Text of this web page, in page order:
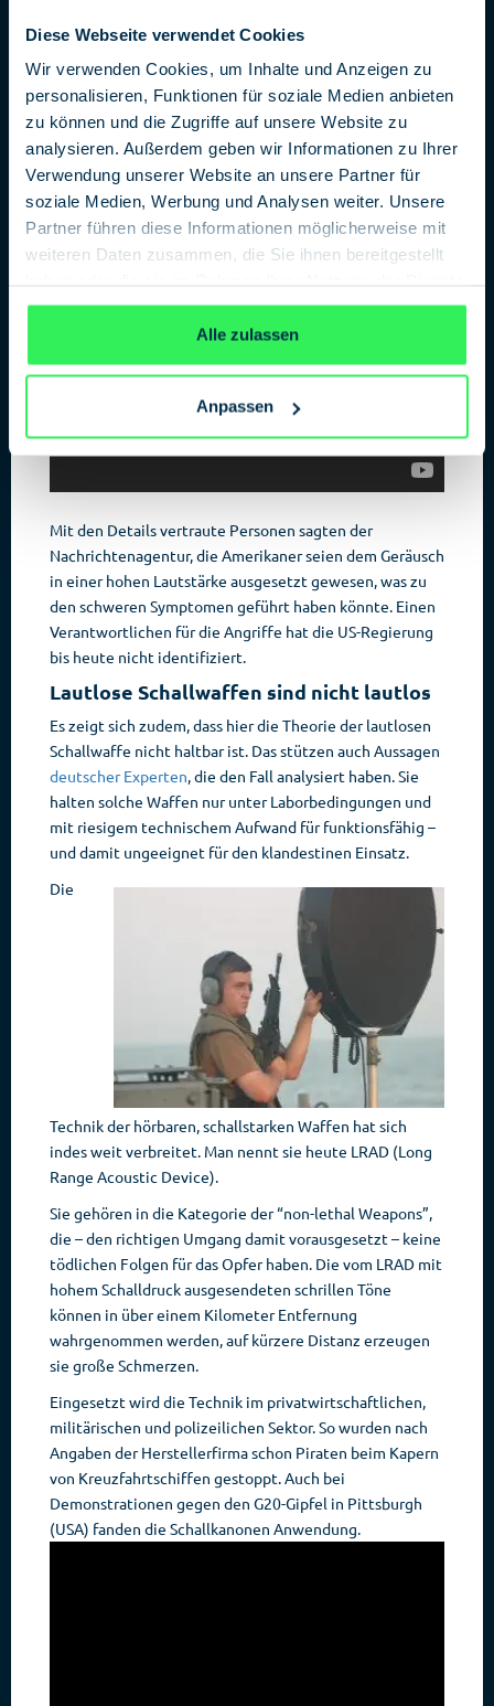
Diese Webseite verwendet Cookies
Wir verwenden Cookies, um Inhalte und Anzeigen zu
personalisieren, Funktionen für soziale Medien anbieten
zu können und die Zugriffe auf unsere Website zu
analysieren. Außerdem geben wir Informationen zu Ihrer
Verwendung unserer Website an unsere Partner für
soziale Medien, Werbung und Analysen weiter. Unsere
Partner führen diese Informationen möglicherweise mit
weiteren Daten zusammen, die Sie ihnen bereitgestellt
gesammelt haben.Datenschutzerklärung
Alle zulassen
Anpassen
Geräusche.
Der unangenehme Ton, dem die Mitarbeiter der
Botschaft in Havanna ausgesetzt waren, ist sogar schon
für jedermann zu hören. Die Nachrichtenagentur AP
berichtete über dieTondateiund stellte sie auf ihre
Website. Angenehm anzuhören ist der Ausschnitt
wahrlich nicht, doch macht er auch in dem Ausmaß
krank, von dem die Diplomaten berichten?
Mit den Details vertraute Personen sagten der
Nachrichtenagentur, die Amerikaner seien dem Geräusch
in einer hohen Lautstärke ausgesetzt gewesen, was zu
den schweren Symptomen geführt haben könnte. Einen
Verantwortlichen für die Angriffe hat die US-Regierung
bis heute nicht identifiziert.
Lautlose Schallwaffen sind nicht lautlos
Es zeigt sich zudem, dass hier die Theorie der lautlosen
Schallwaffe nicht haltbar ist. Das stützen auch Aussagen
deutscher Experten, die den Fall analysiert haben. Sie
halten solche Waffen nur unter Laborbedingungen und
mit riesigem technischem Aufwand für funktionsfähig –
und damit ungeeignet für den klandestinen Einsatz.
Die
Technik der hörbaren, schallstarken Waffen hat sich
indes weit verbreitet. Man nennt sie heute LRAD (Long
Range Acoustic Device).
Sie gehören in die Kategorie der “non-lethal Weapons”,
die – den richtigen Umgang damit vorausgesetzt – keine
tödlichen Folgen für das Opfer haben. Die vom LRAD mit
hohem Schalldruck ausgesendeten schrillen Töne
können in über einem Kilometer Entfernung
wahrgenommen werden, auf kürzere Distanz erzeugen
sie große Schmerzen.
Eingesetzt wird die Technik im privatwirtschaftlichen,
militärischen und polizeilichen Sektor. So wurden nach
Angaben der Herstellerfirma schon Piraten beim Kapern
von Kreuzfahrtschiffen gestoppt. Auch bei
Demonstrationen gegen den G20-Gipfel in Pittsburgh
(USA) fanden die Schallkanonen Anwendung.